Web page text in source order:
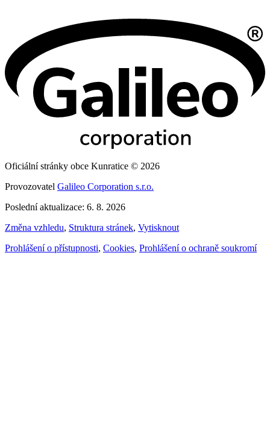
Oficiální stránky obce Kunratice © 2026
Provozovatel Galileo Corporation s.r.o.
Poslední aktualizace: 6. 8. 2026
Změna vzhledu, Struktura stránek, Vytisknout
Prohlášení o přístupnosti, Cookies, Prohlášení o ochraně soukromí